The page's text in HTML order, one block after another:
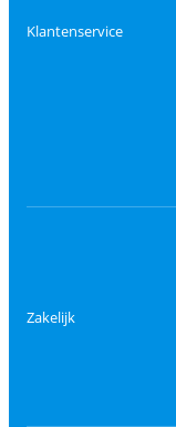
Klantenservice
Zakelijk